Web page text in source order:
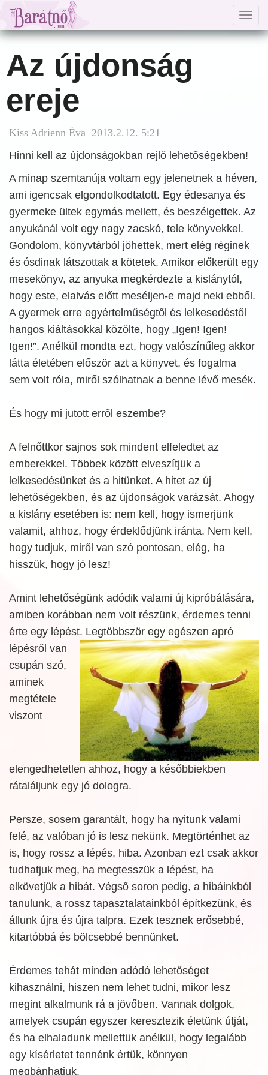
Az újdonság
ereje
Kiss Adrienn Éva 2013.2.12. 5:21
Hinni kell az újdonságokban rejlő lehetőségekben!
A minap szemtanúja voltam egy jelenetnek a héven,
ami igencsak elgondolkodtatott. Egy édesanya és
gyermeke ültek egymás mellett, és beszélgettek. Az
anyukánál volt egy nagy zacskó, tele könyvekkel.
Gondolom, könyvtárból jöhettek, mert elég réginek
és ósdinak látszottak a kötetek. Amikor előkerült egy
mesekönyv, az anyuka megkérdezte a kislánytól,
hogy este, elalvás előtt meséljen-e majd neki ebből.
A gyermek erre egyértelműségtől és lelkesedéstől
hangos kiáltásokkal közölte, hogy „Igen! Igen!
Igen!”. Anélkül mondta ezt, hogy valószínűleg akkor
látta életében először azt a könyvet, és fogalma
sem volt róla, miről szólhatnak a benne lévő mesék.
És hogy mi jutott erről eszembe?
A felnőttkor sajnos sok mindent elfeledtet az
emberekkel. Többek között elveszítjük a
lelkesedésünket és a hitünket. A hitet az új
lehetőségekben, és az újdonságok varázsát. Ahogy
a kislány esetében is: nem kell, hogy ismerjünk
valamit, ahhoz, hogy érdeklődjünk iránta. Nem kell,
hogy tudjuk, miről van szó pontosan, elég, ha
hisszük, hogy jó lesz!
Amint lehetőségünk adódik valami új kipróbálására,
amiben korábban nem volt részünk, érdemes tenni
érte egy lépést. Legtöbbször egy egészen apró
lépésről van
csupán szó,
aminek
megtétele
viszont
elengedhetetlen ahhoz, hogy a későbbiekben
rátaláljunk egy jó dologra.
Persze, sosem garantált, hogy ha nyitunk valami
felé, az valóban jó is lesz nekünk. Megtörténhet az
is, hogy rossz a lépés, hiba. Azonban ezt csak akkor
tudhatjuk meg, ha megtesszük a lépést, ha
elkövetjük a hibát. Végső soron pedig, a hibáinkból
tanulunk, a rossz tapasztalatainkból építkezünk, és
állunk újra és újra talpra. Ezek tesznek erősebbé,
kitartóbbá és bölcsebbé bennünket.
Érdemes tehát minden adódó lehetőséget
kihasználni, hiszen nem lehet tudni, mikor lesz
megint alkalmunk rá a jövőben. Vannak dolgok,
amelyek csupán egyszer keresztezik életünk útját,
és ha elhaladunk mellettük anélkül, hogy legalább
egy kísérletet tennénk értük, könnyen
megbánhatjuk.